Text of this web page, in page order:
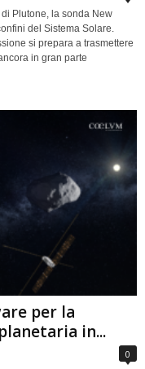
Plutone, la sonda New
del Sistema Solare.
si prepara a trasmettere
in gran parte
per la
in...
0